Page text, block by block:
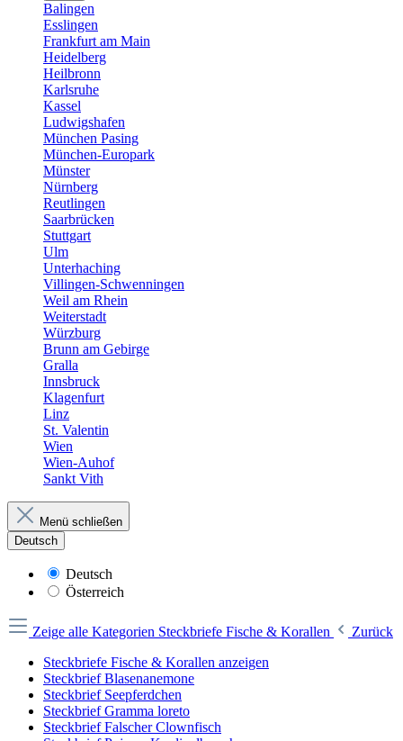
Balingen
Esslingen
Frankfurt am Main
Heidelberg
Heilbronn
Karlsruhe
Kassel
Ludwigshafen
München Pasing
München-Europark
Münster
Nürnberg
Reutlingen
Saarbrücken
Stuttgart
Ulm
Unterhaching
Villingen-Schwenningen
Weil am Rhein
Weiterstadt
Würzburg
Brunn am Gebirge
Gralla
Innsbruck
Klagenfurt
Linz
St. Valentin
Wien
Wien-Auhof
Sankt Vith
Menü schließen
Deutsch
Deutsch
Österreich
Zeige alle Kategorien Steckbriefe Fische & Korallen
Zurück
Steckbriefe Fische & Korallen anzeigen
Steckbrief Blasenanemone
Steckbrief Seepferdchen
Steckbrief Gramma loreto
Steckbrief Falscher Clownfisch